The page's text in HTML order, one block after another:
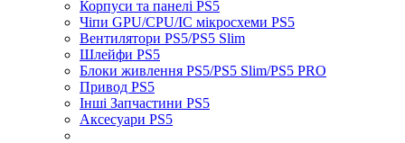
Корпуси та панелі PS5
Чіпи GPU/CPU/IC мікросхеми PS5
Вентилятори PS5/PS5 Slim
Шлейфи PS5
Блоки живлення PS5/PS5 Slim/PS5 PRO
Привод PS5
Інші Запчастини PS5
Аксесуари PS5